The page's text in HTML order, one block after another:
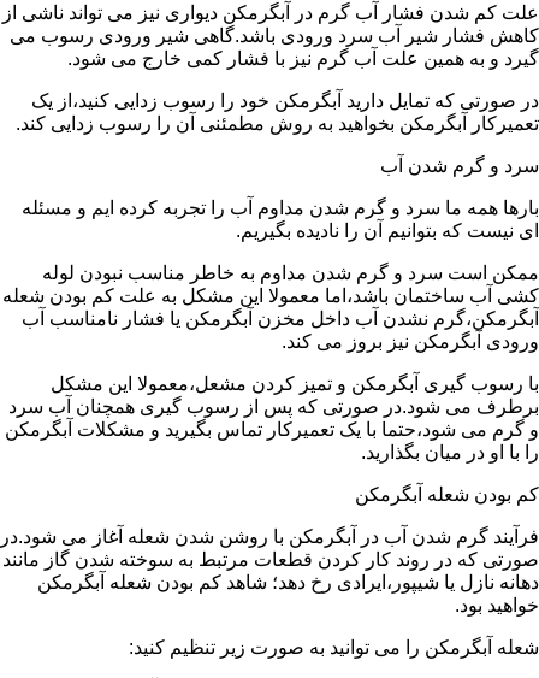
علت کم شدن فشار آب گرم در آبگرمکن دیواری نیز می تواند ناشی از
کاهش فشار شیر آب سرد ورودی باشد.گاهی شیر ورودی رسوب می
گیرد و به همین علت آب گرم نیز با فشار کمی خارج می شود.
در صورتی که تمایل دارید آبگرمکن خود را رسوب زدایی کنید،از یک
تعمیرکار آبگرمکن بخواهید به روش مطمئنی آن را رسوب زدایی کند.
سرد و گرم شدن آب
بارها همه ما سرد و گرم شدن مداوم آب را تجربه کرده ایم و مسئله
ای نیست که بتوانیم آن را نادیده بگیریم.
ممکن است سرد و گرم شدن مداوم به خاطر مناسب نبودن لوله
کشی آب ساختمان باشد،اما معمولا این مشکل به علت کم بودن شعله
آبگرمکن،گرم نشدن آب داخل مخزن آبگرمکن یا فشار نامناسب آب
ورودی آبگرمکن نیز بروز می کند.
با رسوب گیری آبگرمکن و تمیز کردن مشعل،معمولا این مشکل
برطرف می شود.در صورتی که پس از رسوب گیری همچنان آب سرد
و گرم می شود،حتما با یک تعمیرکار تماس بگیرید و مشکلات آبگرمکن
را با او در میان بگذارید.
کم بودن شعله آبگرمکن
فرآیند گرم شدن آب در آبگرمکن با روشن شدن شعله آغاز می شود.در
صورتی که در روند کار کردن قطعات مرتبط به سوخته شدن گاز مانند
دهانه نازل یا شیپور،ایرادی رخ دهد؛ شاهد کم بودن شعله آبگرمکن
خواهید بود.
شعله آبگرمکن را می توانید به صورت زیر تنظیم کنید: